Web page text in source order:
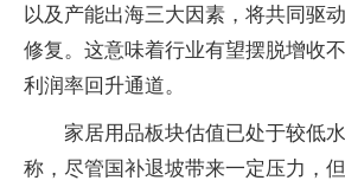
以及产能出海三大因素，将共同驱
修复。这意味着行业有望摆脱增收
利润率回升通道。
家居用品板块估值已处于较低
称，尽管国补退坡带来一定压力，